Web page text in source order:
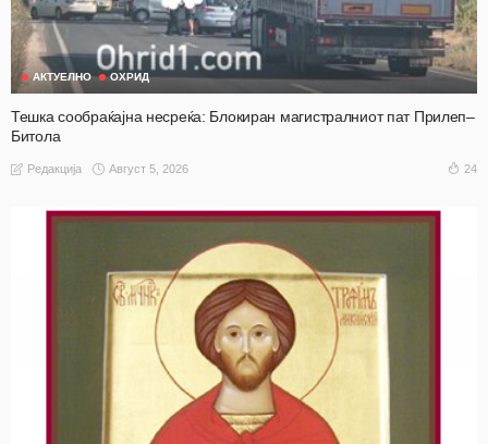
АКТУЕЛНО ОХРИД
Тешка сообраќајна несреќа: Блокиран магистралниот пат Прилеп–
Битола
Редакција Август 5, 2026 24